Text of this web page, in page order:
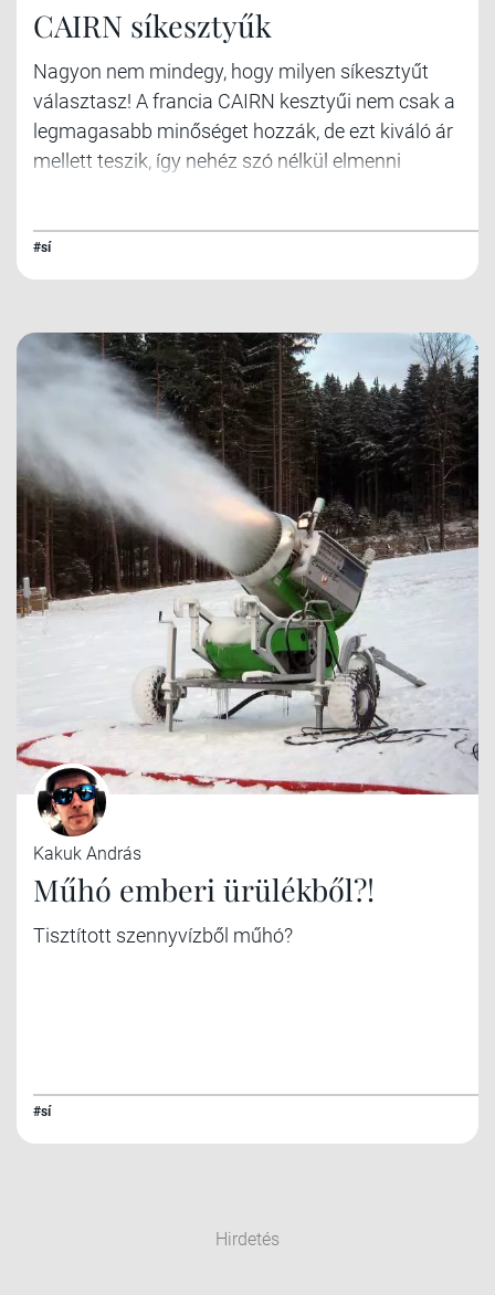
CAIRN síkesztyűk
Nagyon nem mindegy, hogy milyen síkesztyűt
választasz! A francia CAIRN kesztyűi nem csak a
legmagasabb minőséget hozzák, de ezt kiváló ár
mellett teszik, így nehéz szó nélkül elmenni
#sí
Kakuk András
Műhó emberi ürülékből?!
Tisztított szennyvízből műhó?
#sí
Hirdetés